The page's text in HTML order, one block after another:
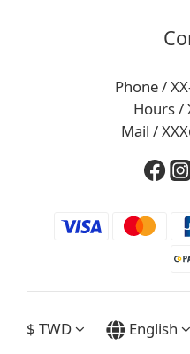
Phone /
Hours /
Mail /
$ TWD English